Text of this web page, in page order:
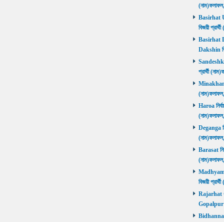
Basirhat
বিজয়ী
Basirhat
Dakshin
প্রার্থী
Minakhan
Haroa
Deganga
Barasat
বিজয়ী
Rajarhat
Gopalpur